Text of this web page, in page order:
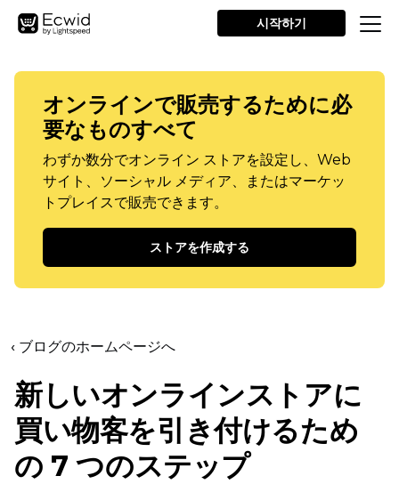
시작하기
オンラインで販売するために必
要なものすべて
わずか数分でオンライン ストアを設定し、Web
サイト、ソーシャル メディア、またはマーケッ
トプレイスで販売できます。
ストアを作成する
‹ ブログのホームページへ
新しいオンラインストアに
買い物客を引き付けるため
の 7 つのステップ